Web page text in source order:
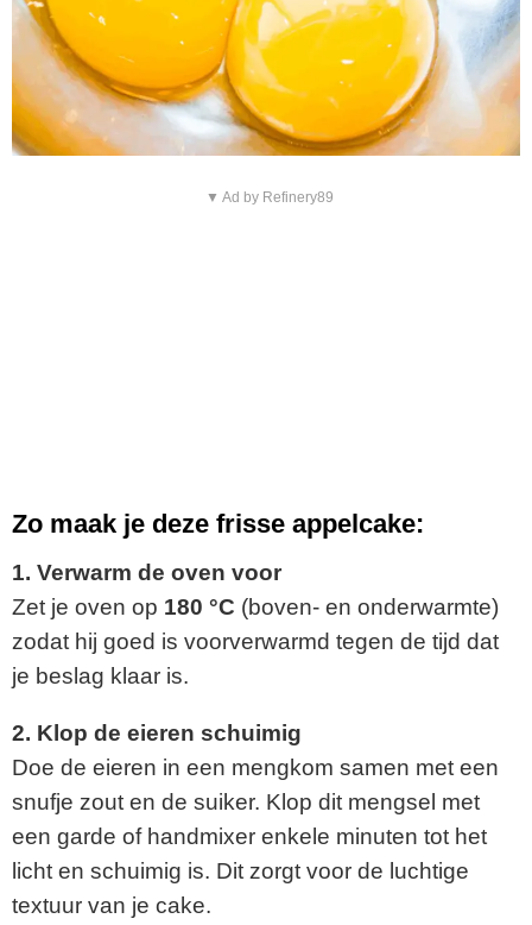
▼ Ad by Refinery89
Zo maak je deze frisse appelcake:
1. Verwarm de oven voor
Zet je oven op 180 °C (boven- en onderwarmte)
zodat hij goed is voorverwarmd tegen de tijd dat
je beslag klaar is.
2. Klop de eieren schuimig
Doe de eieren in een mengkom samen met een
snufje zout en de suiker. Klop dit mengsel met
een garde of handmixer enkele minuten tot het
licht en schuimig is. Dit zorgt voor de luchtige
textuur van je cake.